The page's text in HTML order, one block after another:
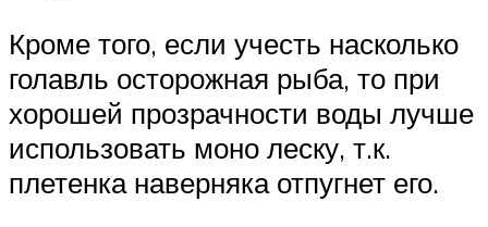
Кроме того, если учесть насколько
голавль осторожная рыба, то при
хорошей прозрачности воды лучше
использовать моно леску, т.к.
плетенка наверняка отпугнет его.